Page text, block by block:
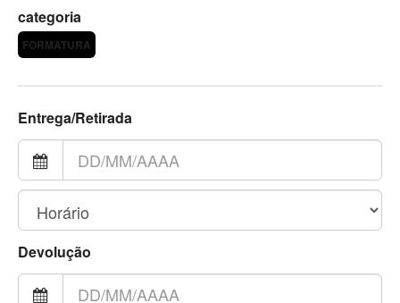
categoria
FORMATURA
Entrega/Retirada
Devolução